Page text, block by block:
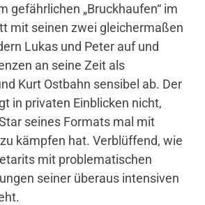
gefährlichen „Bruckhaufen“ im
mit seinen zwei gleichermaßen
Lukas und Peter auf und
an seine Zeit als
Kurt Ostbahn sensibel ab. Der
in privaten Einblicken nicht,
seines Formats mal mit
kämpfen hat. Verblüffend, wie
mit problematischen
seiner überaus intensiven